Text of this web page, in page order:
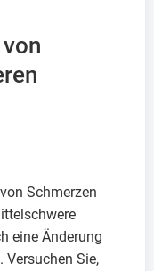
Schmerzen
eine Änderung
Versuchen Sie,